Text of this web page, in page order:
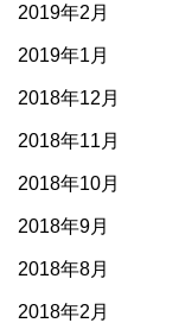
2019年2月
2019年1月
2018年12月
2018年11月
2018年10月
2018年9月
2018年8月
2018年2月